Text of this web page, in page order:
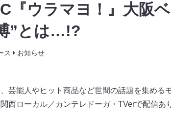
『ウラマヨ！』大阪
”とは…!?
ス お知らせ
芸能人やヒット商品など世間の話題を集める
西ローカル／カンテレドーガ・TVerで配信あ